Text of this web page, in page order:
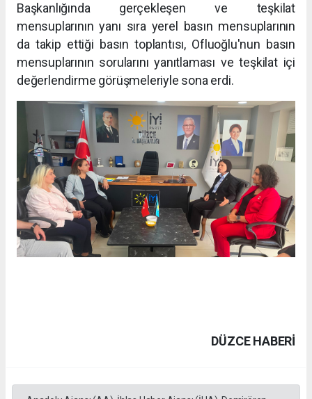
Başkanlığında gerçekleşen ve teşkilat
mensuplarının yanı sıra yerel basın mensuplarının
da takip ettiği basın toplantısı, Ofluoğlu'nun basın
mensuplarının sorularını yanıtlaması ve teşkilat içi
değerlendirme görüşmeleriyle sona erdi.
DÜZCE HABERİ